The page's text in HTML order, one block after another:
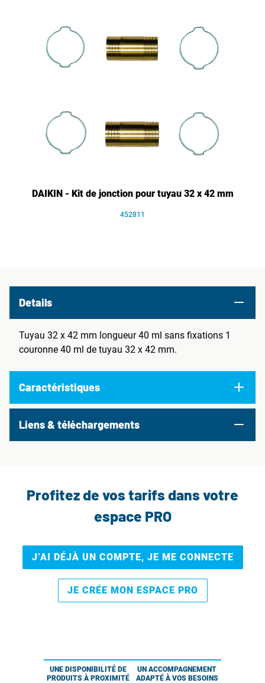
DAIKIN - Kit de jonction pour tuyau 32 x 42 mm
452811
Details
Tuyau 32 x 42 mm longueur 40 ml sans fixations 1
couronne 40 ml de tuyau 32 x 42 mm.
Caractéristiques
Liens & téléchargements
Profitez de vos tarifs dans votre
espace PRO
J’AI DÉJÀ UN COMPTE, JE ME CONNECTE
JE CRÉE MON ESPACE PRO
UNE DISPONIBILITÉ DE
PRODUITS À PROXIMITÉ
UN ACCOMPAGNEMENT
ADAPTÉ À VOS BESOINS